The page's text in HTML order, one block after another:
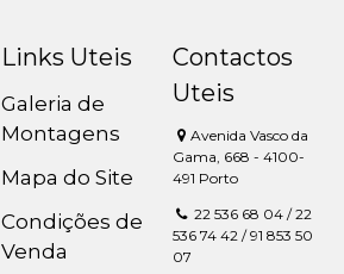
Links Uteis
Galeria de
Montagens
Mapa do Site
Condições de
Venda
Contactos
Uteis
Avenida Vasco da
Gama, 668 - 4100-
491 Porto
22 536 68 04 / 22
536 74 42 / 91 853 50
07